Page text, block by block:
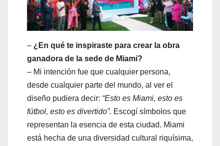
– ¿En qué te inspiraste para crear la obra
ganadora de la sede de Miami?
– Mi intención fue que cualquier persona,
desde cualquier parte del mundo, al ver el
diseño pudiera decir: “Esto es Miami, esto es
fútbol, esto es divertido”. Escogí símbolos que
representan la esencia de esta ciudad. Miami
está hecha de una diversidad cultural riquísima,